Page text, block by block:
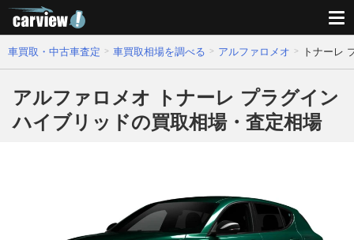
車買取・中古車査定 車買取相場を調べる アルファロメオ トナーレ
アルファロメオ トナーレ プラグイン
ハイブリッドの買取相場・査定相場